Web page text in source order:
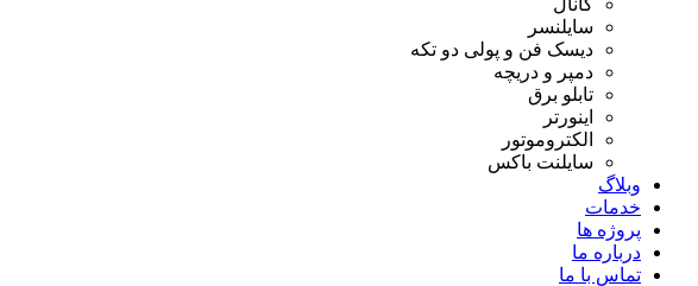
سایلنسر
دیسک فن و پولی دو تکه
دمپر و دریچه
تابلو برق
اینورتر
الکتروموتور
سایلنت باکس
وبلاگ
خدمات
پروژه ها
درباره ما
تماس با ما